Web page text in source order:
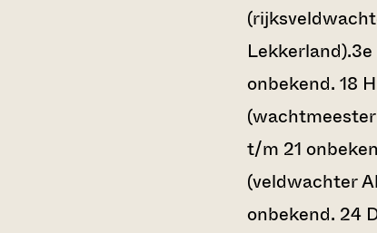
onbekend. 18
t/m 21
(veldwachter
onbekend. 24